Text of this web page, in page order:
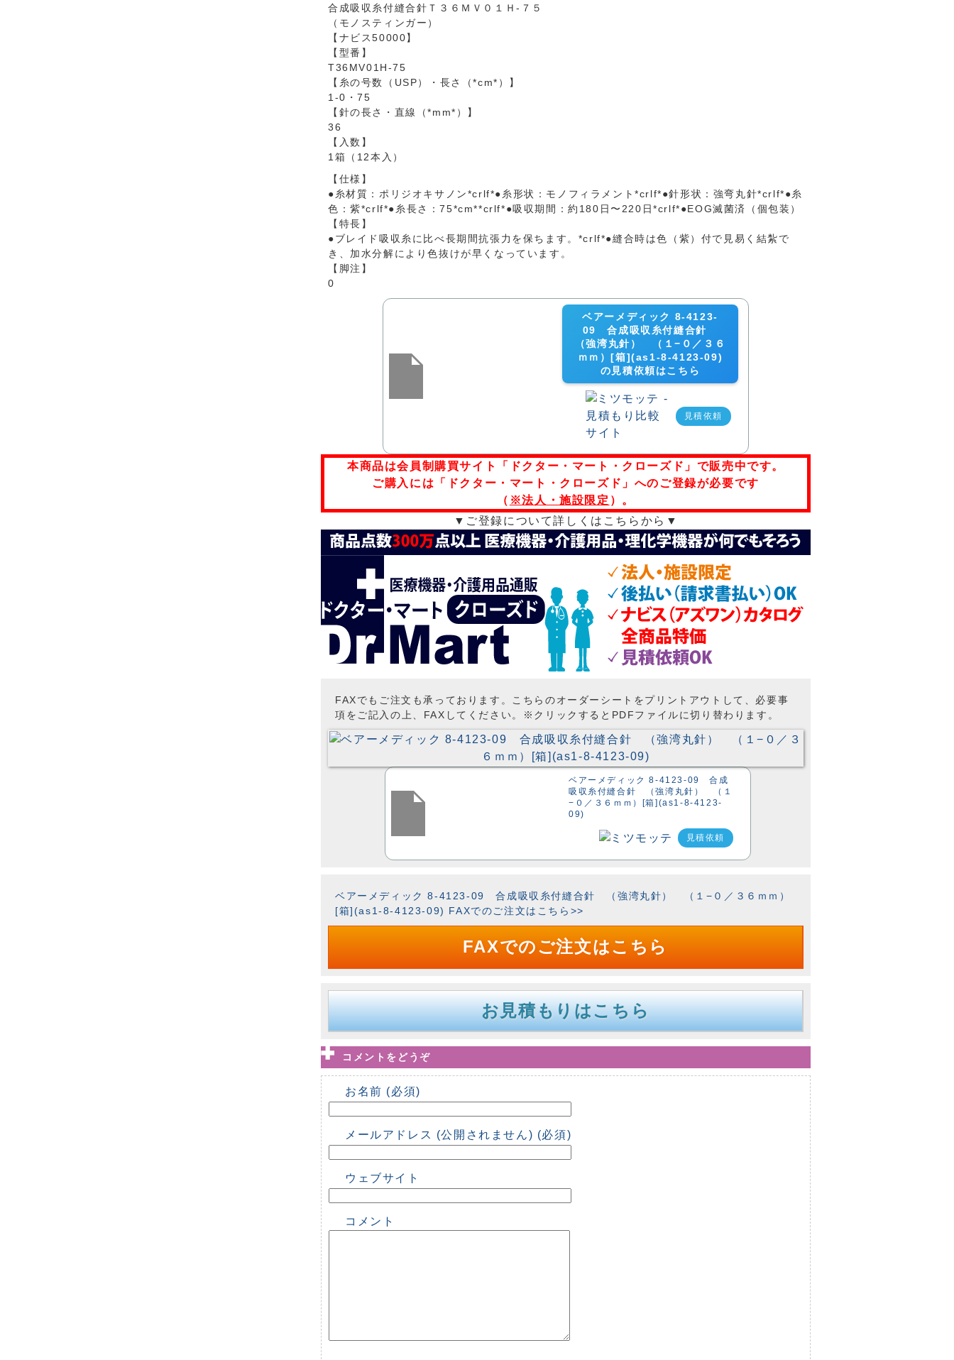
合成吸収糸付縫合針Ｔ３６ＭＶ０１Ｈ-７５
（モノスティンガー）
【ナビス50000】
【型番】
T36MV01H-75
【糸の号数（USP）・長さ（*cm*）】
1-0・75
【針の長さ・直線（*mm*）】
36
【入数】
1箱（12本入）
【仕様】
●糸材質：ポリジオキサノン*crlf*●糸形状：モノフィラメント*crlf*●針形状：強弯丸針*crlf*●糸
色：紫*crlf*●糸長さ：75*cm**crlf*●吸収期間：約180日〜220日*crlf*●EOG滅菌済（個包装）
【特長】
●ブレイド吸収糸に比べ長期間抗張力を保ちます。*crlf*●縫合時は色（紫）付で見易く結紮で
き、加水分解により色抜けが早くなっています。
【脚注】
0
ベアーメディック 8-4123-
09 合成吸収糸付縫合針
（強湾丸針） （１−０／３６
ｍｍ）[箱](as1-8-4123-09)
の見積依頼はこちら
見積依頼
本商品は会員制購買サイト「ドクター・マート・クローズド」で販売中です。
ご購入には「ドクター・マート・クローズド」へのご登録が必要です
（ ※法人・施設限定 ）。
▼ご登録について詳しくはこちらから▼
FAXでもご注文も承っております。こちらのオーダーシートをプリントアウトして、必要事
項をご記入の上、FAXしてください。※クリックするとPDFファイルに切り替わります。
ベアーメディック 8-4123-09 合成
吸収糸付縫合針 （強湾丸針） （１
−０／３６ｍｍ）[箱](as1-8-4123-
09)
見積依頼
ベアーメディック 8-4123-09 合成吸収糸付縫合針 （強湾丸針） （１−０／３６ｍｍ）
[箱](as1-8-4123-09) FAXでのご注文はこちら>>
FAXでのご注文はこちら
お見積もりはこちら
コメントをどうぞ
お名前 (必須)
メールアドレス (公開されません) (必須)
ウェブサイト
コメント